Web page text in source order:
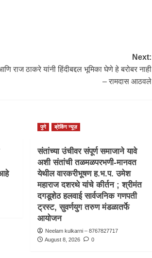
Next:
राज ठाकरे यांनी हिंदीबद्दल भूमिका घेणे हे बरोबर नाही
– रामदास आठवले
पुणे ब्रेकिंग न्यूज़
संतांच्या उंचीवर संपूर्ण समाजाने यावे
अशी संतांची तळमळपरभणी-मानवत
येथील वारकरीभूषण ह.भ.प. उमेश
महाराज दशरथे यांचे कीर्तन ; श्रीमंत
दगडूशेठ हलवाई सार्वजनिक गणपती
ट्रस्ट, सुवर्णयुग तरुण मंडळातर्फे
आयोजन
Neelam kulkarni – 8767827717
August 8, 2026
0